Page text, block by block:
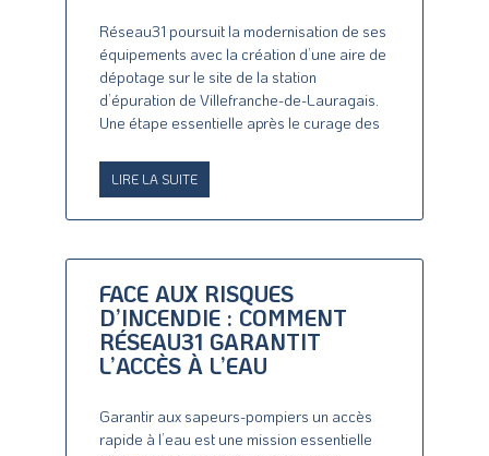
Réseau31 poursuit la modernisation de ses
équipements avec la création d’une aire de
dépotage sur le site de la station
d’épuration de Villefranche-de-Lauragais.
Une étape essentielle après le curage des
LIRE LA SUITE
FACE AUX RISQUES
D’INCENDIE : COMMENT
RÉSEAU31 GARANTIT
L’ACCÈS À L’EAU
Garantir aux sapeurs-pompiers un accès
rapide à l’eau est une mission essentielle